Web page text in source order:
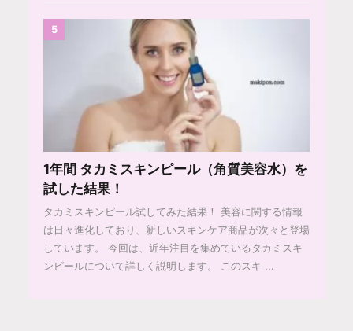
5
1年間 タカミスキンピール（角質美容水）を
試した結果！
タカミスキンピール試してみた結果！ 美容に関する情報
は日々進化しており、新しいスキンケア商品が次々と登場
しています。 今回は、近年注目を集めているタカミスキ
ンピールについて詳しく説明します。 このスキ ...